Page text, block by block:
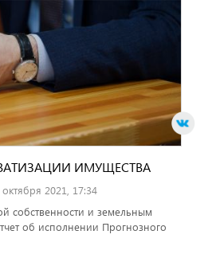
ИМУЩЕСТВА
октября 2021, 17:34
собственности и земельным
об исполнении Прогнозного